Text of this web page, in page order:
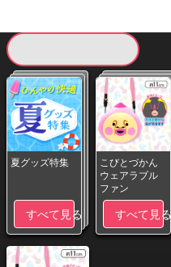
夏グッズ特集
すべて見る
こびとづかん
ウェアラブル
ファン
すべて見る